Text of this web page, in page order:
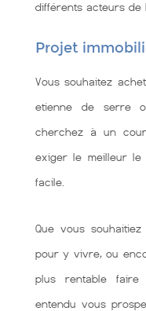
différents acteurs de
Projet
Vous souhaitez
etienne de serre
cherchez à un
exiger le meilleur le
facile.
Que vous
pour y vivre, ou
plus rentable faire
entendu vous